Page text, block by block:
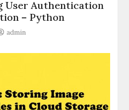
User Authentication
– Python
admin